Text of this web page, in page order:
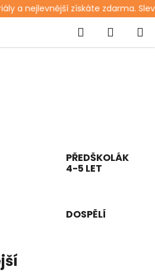
nejlevnější získáte zdarma. Sleva
Hledat
KOŠÍK
PŘEDŠKOLÁK
4-5 LET
DOSPĚLÍ